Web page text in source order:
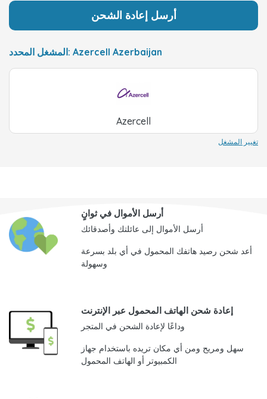
أرسل إعادة الشحن
المشغل المحدد: Azercell Azerbaijan
Azercell
تغيير المشغل
أرسل الأموال في ثوانٍ
أرسل الأموال إلى عائلتك وأصدقائك
أعد شحن رصيد هاتفك المحمول في أي بلد بسرعة
وسهولة
إعادة شحن الهاتف المحمول عبر الإنترنت
وداعًا لإعادة الشحن في المتجر
سهل ومريح ومن أي مكان تريده باستخدام جهاز
الكمبيوتر أو الهاتف المحمول